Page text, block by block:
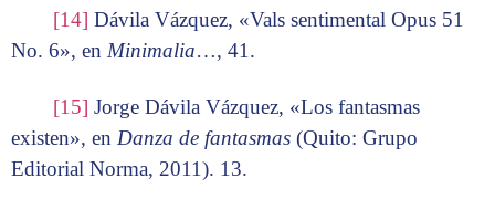
[14] Dávila Vázquez, «Vals sentimental Opus 51
No. 6», en Minimalia…, 41.
[15] Jorge Dávila Vázquez, «Los fantasmas
existen», en Danza de fantasmas (Quito: Grupo
Editorial Norma, 2011). 13.